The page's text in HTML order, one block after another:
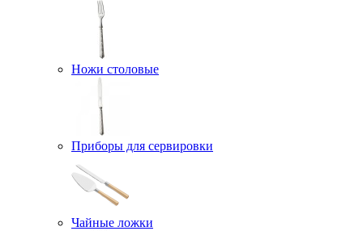
Ножи столовые
Приборы для сервировки
Чайные ложки